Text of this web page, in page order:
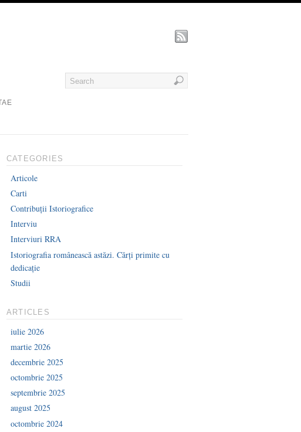
CATEGORIES
Articole
Carti
Contribuții Istoriografice
Interviu
Interviuri RRA
Istoriografia românească astăzi. Cărți primite cu
dedicație
Studii
ARTICLES
iulie 2026
martie 2026
decembrie 2025
octombrie 2025
septembrie 2025
august 2025
octombrie 2024